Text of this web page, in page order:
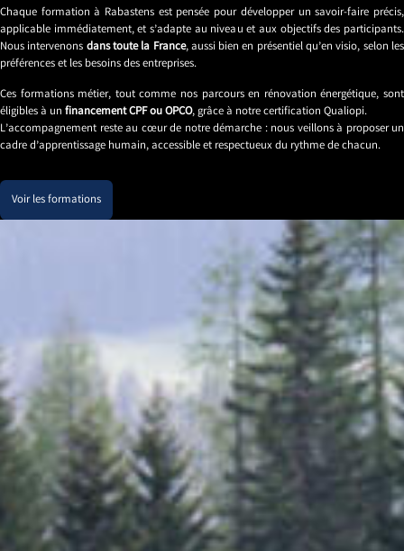
Chaque formation à Rabastens est pensée pour développer un savoir-faire précis,
applicable immédiatement, et s’adapte au niveau et aux objectifs des participants.
Nous intervenons dans toute la France, aussi bien en présentiel qu’en visio, selon les
préférences et les besoins des entreprises.
Ces formations métier, tout comme nos parcours en rénovation énergétique, sont
éligibles à un financement CPF ou OPCO, grâce à notre certification Qualiopi.
L’accompagnement reste au cœur de notre démarche : nous veillons à proposer un
cadre d’apprentissage humain, accessible et respectueux du rythme de chacun.
Voir les formations